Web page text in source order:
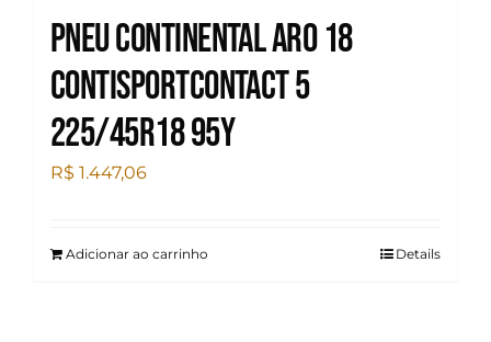
Pneu Continental Aro 18
Contisportcontact 5
225/45R18 95Y
R$ 1.447,06
Adicionar ao carrinho Details